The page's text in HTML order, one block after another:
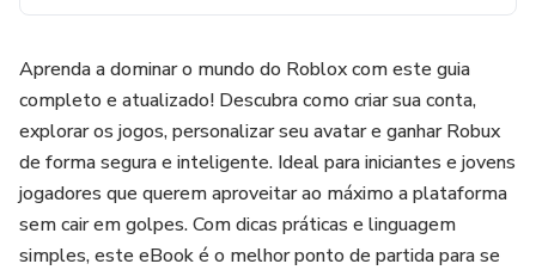
Aprenda a dominar o mundo do Roblox com este guia
completo e atualizado! Descubra como criar sua conta,
explorar os jogos, personalizar seu avatar e ganhar Robux
de forma segura e inteligente. Ideal para iniciantes e jovens
jogadores que querem aproveitar ao máximo a plataforma
sem cair em golpes. Com dicas práticas e linguagem
simples, este eBook é o melhor ponto de partida para se